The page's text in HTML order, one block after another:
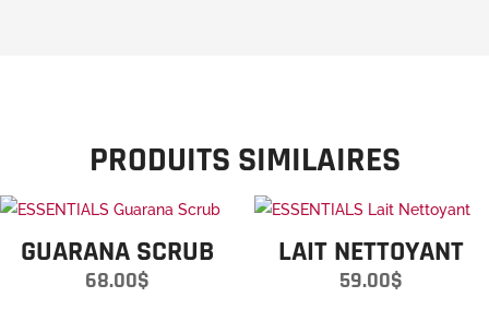
PRODUITS SIMILAIRES
GUARANA SCRUB
68.00$
LAIT NETTOYANT
59.00$